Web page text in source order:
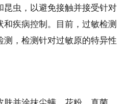
虫，以避免接触并接受针对
疾病控制。目前，过敏检测
，检测针对过敏原的特异性